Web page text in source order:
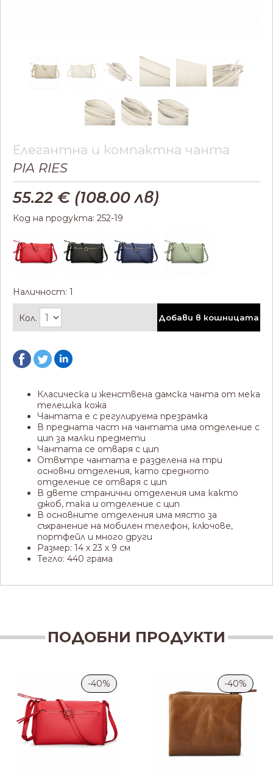
Елегантна и компактна чанта
PIA RIES
55.22 € (108.00 лв)
Код на продукта: 252-19
Наличност: 1
Кол. Добави в кошницата
Класическа и женствена дамска чанта от мека
телешка кожа
Чантата е с регулируема презрамка
В предната част на чантата има отделение с
цип за малки предмети
Чантата се отваря с цип
Отвътре чантата е разделена на три
основни отделения, като средното
отделение се отваря с цип
В двете странични отделения има както
джоб, така и отделение с цип
В основните отделения има място за
съхранение на мобилен телефон, ключове,
портфейл и много други
Размер: 14 х 23 х 9 см
Тегло: 440 грама
ПОДОБНИ ПРОДУКТИ
-40% -40%